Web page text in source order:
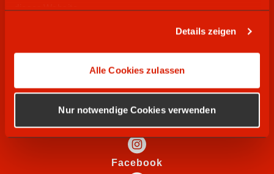
dieser Website.
Details zeigen
Alle Cookies zulassen
Nur notwendige Cookies verwenden
RECHTLICHES
WIR SUCHEN
SOCIAL MEDIA
Instagram
Facebook